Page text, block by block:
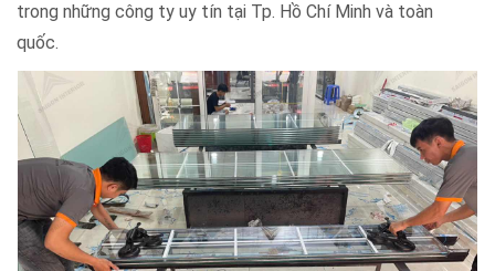
trong những công ty uy tín tại Tp. Hồ Chí Minh và toàn
quốc.